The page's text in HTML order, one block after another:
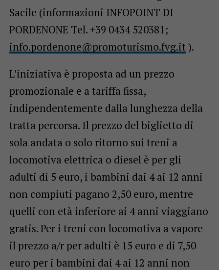
Sacile (informazioni INFOPOINT DI
PORDENONE Tel. +39 0434 520381;
info.pordenone@promoturismo.fvg.it ).
L’iniziativa è proposta ad un prezzo
promozionale e a tariffa fissa,
indipendentemente dalla lunghezza della
tratta percorsa. Il prezzo del biglietto di
sola andata o solo ritorno sui treni a
locomotiva elettrica o diesel è per gli
adulti di 5 euro, i bambini dai 4 ai 12 anni
non compiuti pagano 2,50 euro, mentre
quelli con età inferiore ai 4 anni viaggiano
gratis. Per i treni con locomotiva a vapore
il prezzo a/r per adulti è 15 euro e di 7,50
euro per i bambini dai 4 ai 12 anni non